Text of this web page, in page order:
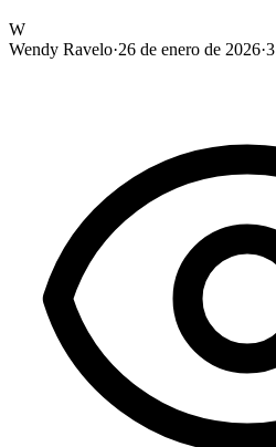
W
Wendy Ravelo·26 de enero de 2026·3